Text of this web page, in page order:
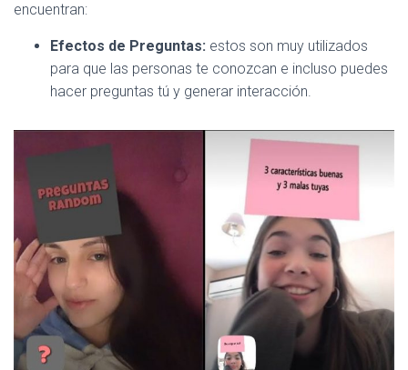
encuentran:
Efectos de Preguntas: estos son muy utilizados
para que las personas te conozcan e incluso puedes
hacer preguntas tú y generar interacción.